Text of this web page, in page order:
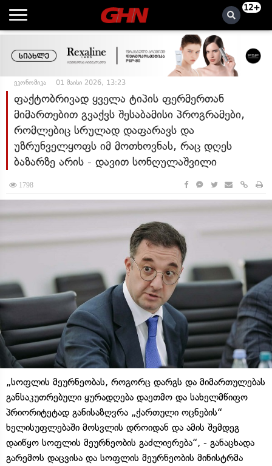
12+
ეკონომიკა 01 მაისი 2026, 13:23
ფაქტობრივად ყველა ტიპის ფერმერთან
მიმართებით გვაქვს შესაბამისი პროგრამები,
რომლებიც სრულად დაფარავს და
უზრუნველყოფს იმ მოთხოვნას, რაც დღეს
ბაზარზე არის - დავით სონღულაშვილი
1798
„სოფლის მეურნეობას, როგორც დარგს და მიმართულებას
განსაკუთრებული ყურადღება დაეთმო და სახელმწიფო
პრიორიტეტად განისაზღვრა „ქართული ოცნების“
ხელისუფლებაში მოსვლის დროიდან და ამის შემდეგ
დაიწყო სოფლის მეურნეობის გაძლიერება“, - განაცხადა
გარემოს დაცვისა და სოფლის მეურნეობის მინისტრმა